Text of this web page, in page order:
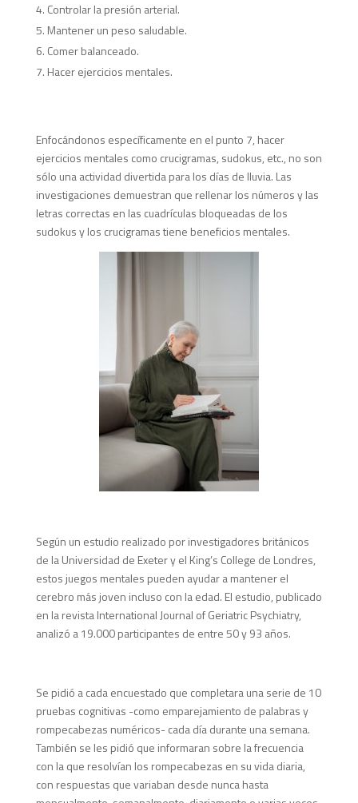
Controlar la presión arterial.
Mantener un peso saludable.
Comer balanceado.
Hacer ejercicios mentales.
Enfocándonos específicamente en el punto 7, hacer
ejercicios mentales como crucigramas, sudokus, etc., no son
sólo una actividad divertida para los días de lluvia. Las
investigaciones demuestran que rellenar los números y las
letras correctas en las cuadrículas bloqueadas de los
sudokus y los crucigramas tiene beneficios mentales.
Según un estudio realizado por investigadores británicos
de la Universidad de Exeter y el King’s College de Londres,
estos juegos mentales pueden ayudar a mantener el
cerebro más joven incluso con la edad. El estudio, publicado
en la revista International Journal of Geriatric Psychiatry,
analizó a 19.000 participantes de entre 50 y 93 años.
Se pidió a cada encuestado que completara una serie de 10
pruebas cognitivas -como emparejamiento de palabras y
rompecabezas numéricos- cada día durante una semana.
También se les pidió que informaran sobre la frecuencia
con la que resolvían los rompecabezas en su vida diaria,
con respuestas que variaban desde nunca hasta